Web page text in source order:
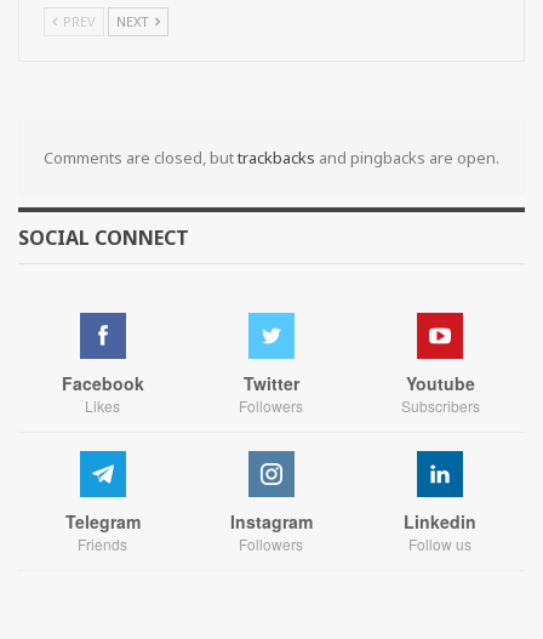
PREV NEXT
Comments are closed, buttrackbacks and pingbacks are open.
SOCIAL CONNECT
Facebook
Likes
Twitter
Followers
Youtube
Subscribers
Telegram
Friends
Instagram
Followers
Linkedin
Follow us